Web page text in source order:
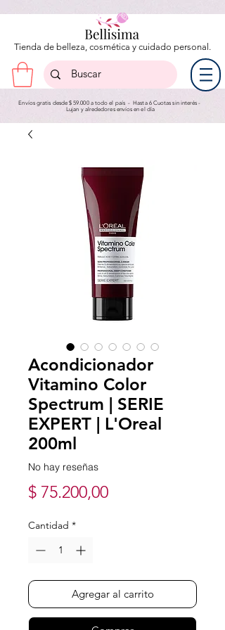
Tienda de belleza, cosmética y cuidado personal.
Envíos gratis desde $ 59.000 a todo el país - Hasta 6 Cuotas sin interés -
Lujan y alrededores envíos en el día
Acondicionador
Vitamino Color
Spectrum | SERIE
EXPERT | L'Oreal
200ml
No hay reseñas
$ 75.200,00Precio
Cantidad *
Agregar al carrito